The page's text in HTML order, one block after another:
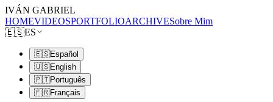
IVÁN GABRIEL
HOMEVIDEOSPORTFOLIOARCHIVESobre Mim
🇪🇸ES
🇪🇸Español
🇺🇸English
🇵🇹Português
🇫🇷Français